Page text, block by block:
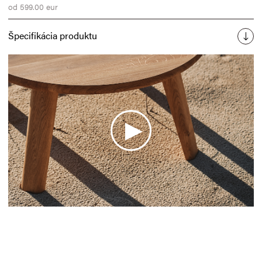
od 599.00 eur
Špecifikácia produktu